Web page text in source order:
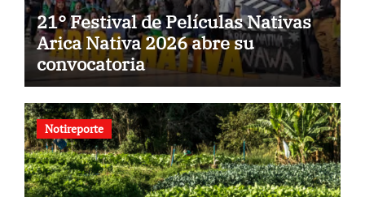
21° Festival de Películas Nativas
Arica Nativa 2026 abre su
convocatoria
Notireporte